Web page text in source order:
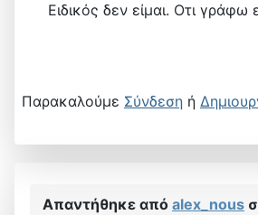
Ειδικός δεν είμαι. Οτι γράφω
Παρακαλούμε Σύνδεση ή
Απαντήθηκε από alex_nous